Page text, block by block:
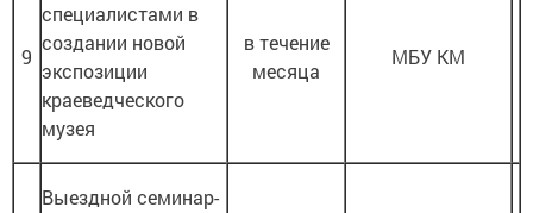
9
специалистами в
создании новой
экспозиции
краеведческого
музея
в течение
месяца
МБУ КМ
Выездной семинар-